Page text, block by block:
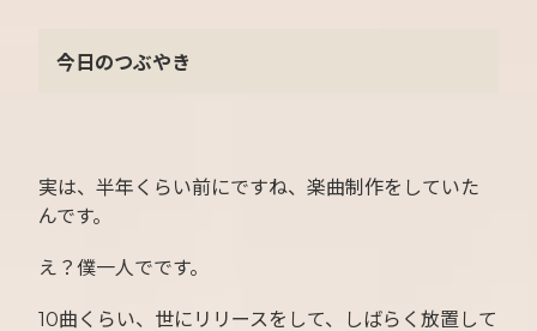
今日のつぶやき
実は、半年くらい前にですね、楽曲制作をしていた
んです。
え？僕一人でです。
10曲くらい、世にリリースをして、しばらく放置して